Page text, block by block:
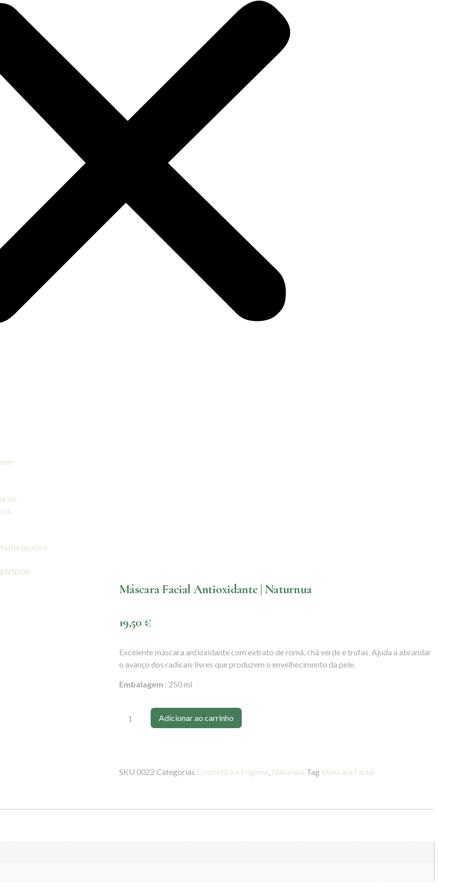
Máscara Facial Antioxidante | Naturnua
19,50 €
Excelente máscara antioxidante com extrato de romã, chá verde e trufas. Ajuda a abrandar
o avanço dos radicais livres que produzem o envelhecimento da pele.
Embalagem : 250 ml
Adicionar ao carrinho
SKU 0022 Categorias Cosmética e Higiene, Naturnua Tag Máscara Facial